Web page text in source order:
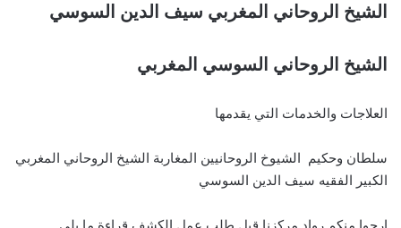
الشيخ الروحاني المغربي سيف الدين السوسي
الشيخ الروحاني السوسي المغربي
العلاجات والخدمات التي يقدمها
سلطان وحكيم الشيوخ الروحانيين المغاربة الشيخ الروحاني المغربي
الكبير الفقيه سيف الدين السوسي